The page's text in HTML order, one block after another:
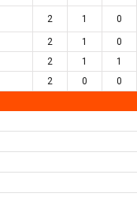
2 1 0
2 1
0
2 1
1
2 0
0